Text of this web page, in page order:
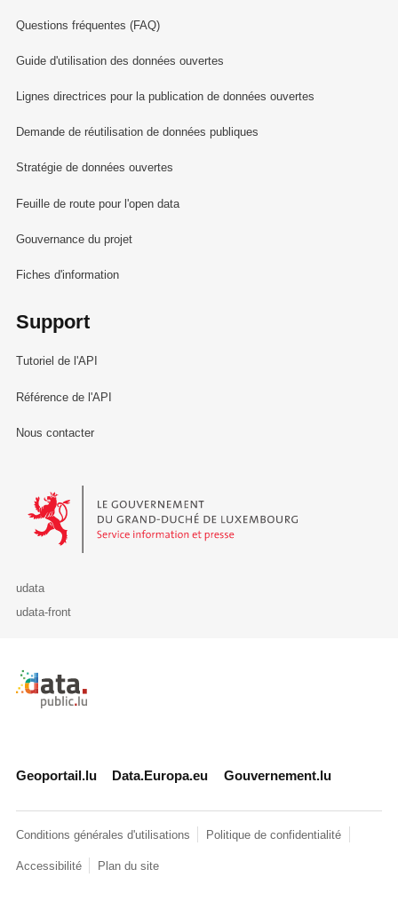
Questions fréquentes (FAQ)
Guide d'utilisation des données ouvertes
Lignes directrices pour la publication de données ouvertes
Demande de réutilisation de données publiques
Stratégie de données ouvertes
Feuille de route pour l'open data
Gouvernance du projet
Fiches d'information
Support
Tutoriel de l'API
Référence de l'API
Nous contacter
Le Gouvernement du Grand-Duché de Luxembourg - Service
udata
udata-front
Retour à l'accueil de data.public.lu
Geoportail.lu Data.Europa.eu Gouvernement.lu
Conditions générales d'utilisations Politique de confidentialité
Accessibilité Plan du site